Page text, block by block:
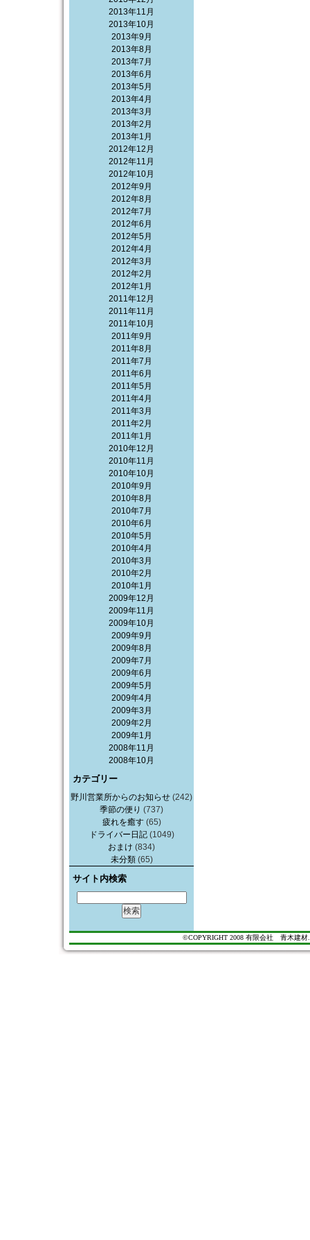
2013年11月
2013年10月
2013年9月
2013年8月
2013年7月
2013年6月
2013年5月
2013年4月
2013年3月
2013年2月
2013年1月
2012年12月
2012年11月
2012年10月
2012年9月
2012年8月
2012年7月
2012年6月
2012年5月
2012年4月
2012年3月
2012年2月
2012年1月
2011年12月
2011年11月
2011年10月
2011年9月
2011年8月
2011年7月
2011年6月
2011年5月
2011年4月
2011年3月
2011年2月
2011年1月
2010年12月
2010年11月
2010年10月
2010年9月
2010年8月
2010年7月
2010年6月
2010年5月
2010年4月
2010年3月
2010年2月
2010年1月
2009年12月
2009年11月
2009年10月
2009年9月
2009年8月
2009年7月
2009年6月
2009年5月
2009年4月
2009年3月
2009年2月
2009年1月
2008年11月
2008年10月
カテゴリー
野川営業所からのお知らせ (242)
季節の便り (737)
疲れを癒す(65)
ドライバー日記(1049)
おまけ (834)
未分類(65)
サイト内検索
©COPYRIGHT 2008 有限会社 青木建材.